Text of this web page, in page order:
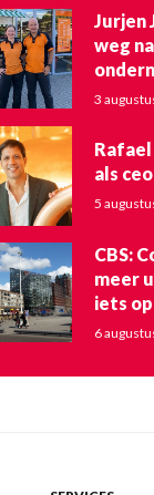
Jurjen
weg
3
als
5
CBS:
meer
iets
6